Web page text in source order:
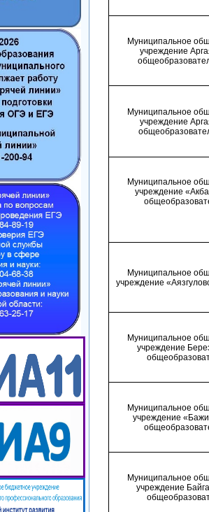
Муниципальное
учреждение
Муниципальное
учреждение
Муниципальное
учреждение
Муниципальное
учреждение
Муниципальное
учреждение
Муниципальное
учреждение
Муниципальное
учреждение